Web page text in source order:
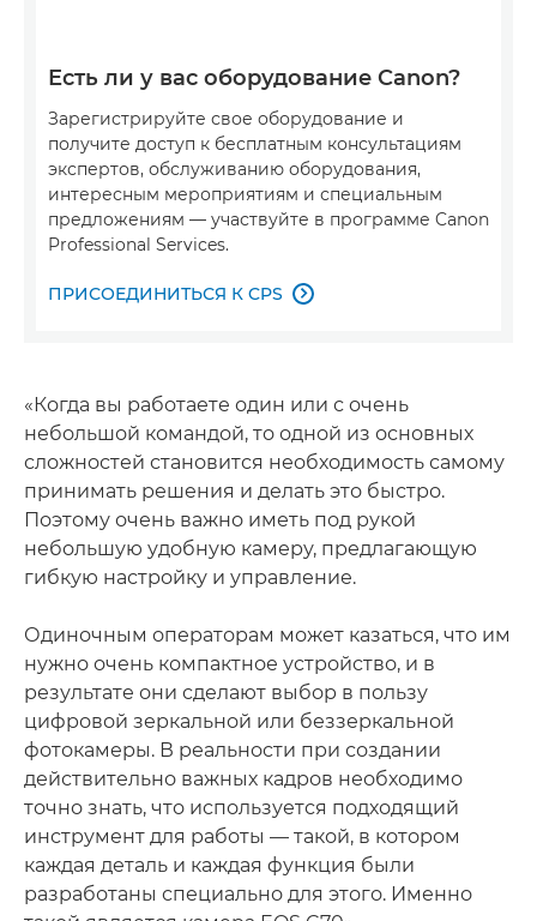
Есть ли у вас оборудование Canon?
Зарегистрируйте свое оборудование и
получите доступ к бесплатным консультациям
экспертов, обслуживанию оборудования,
интересным мероприятиям и специальным
предложениям — участвуйте в программе Canon
Professional Services.
ПРИСОЕДИНИТЬСЯ К CPS 
«Когда вы работаете один или с очень
небольшой командой, то одной из основных
сложностей становится необходимость самому
принимать решения и делать это быстро.
Поэтому очень важно иметь под рукой
небольшую удобную камеру, предлагающую
гибкую настройку и управление.
Одиночным операторам может казаться, что им
нужно очень компактное устройство, и в
результате они сделают выбор в пользу
цифровой зеркальной или беззеркальной
фотокамеры. В реальности при создании
действительно важных кадров необходимо
точно знать, что используется подходящий
инструмент для работы — такой, в котором
каждая деталь и каждая функция были
разработаны специально для этого. Именно